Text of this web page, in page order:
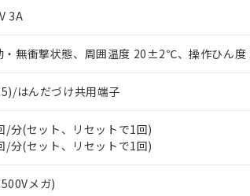
3A
・無衝撃状態、周囲温度 20±2℃、操作ひん
はんだづけ共用端子
/分(セット、リセットで1回)
/分(セット、リセットで1回)
メガ)
件
スは、当社制御機器事業取扱商品の当社在庫
す。
機器事業取扱商品の中には、本サービスの対
況および標準価格照会結果は、記載している更
EU RoHS指令（10物質）の非含有に非対応
：EU RoHS指令（10物質）の非含有の対応状
により、非含有部品としていたものが、含有
10物質）：
1000ppm以下、ポリ臭化ビフェニル類(PBB) 1000ppm以
チルヘキシル) (DEHP)(別名：DOP) 1000ppm以下、フタ
以下、フタル酸ジイソブチル (DIBP) 1000ppm以下
で産業用監視および制御機器に対する適用除外項目は除く。
類の４物質については閾値を超える意図的な使用がないこと
表
質材料含有率が中国RoHSの基準値以下であ
均質材料含有率が中国RoHSの基準値を超えて
の基準値 (GB/T26572)：
、 Hg(水銀) : 1000ppm、 Cd(カドミウム) : 100ppm、
チル) : 1000ppm、 DIBP(フタル酸ジイソブチル) :
これら貴社製品のうち、外国為替および外国
出または国外への提供する場合は、日本国政
要な手続きをとります。
社製品を、核兵器、ミサイル、化学兵器、生
数以上の在庫あり